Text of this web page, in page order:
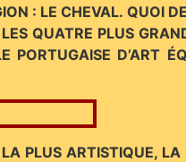
: LE CHEVAL. QUOI
QUATRE PLUS
D’ART
PLUS ARTISTIQUE,